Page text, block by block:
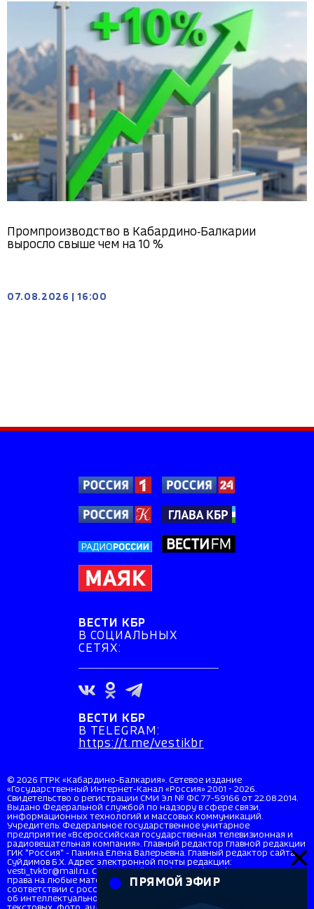
Промпроизводство в Кабардино‑Балкарии
выросло свыше чем на 10 %
07.08.2026 16:00
ВЕСТИ КБР
В СОЦИАЛЬНЫХ
СЕТЯХ:
ВЕСТИ КБР
В TELEGRAM:
https://t.me/vestikbr
© 2026 ГТРК «Кабардино-Балкария». Сетевое издание
«Государственный Интернет-Канал «Россия» 2001 - 2026.
Свидетельство о регистрации СМИ Эл № ФС 77-59166 от 22.08.2014.
Выдано Федеральной службой по надзору в сфере связи,
информационных технологий и массовых коммуникаций.
Учредитель: Федеральное государственное унитарное
предприятие «Всероссийская государственная телевизионная и
радиовещательная компания». Главный редактор Главной редакции
ГИК "Россия" - Панина Елена Валерьевна. Главный редактор сайта
Суйдимов Б.Х. Адрес электронной почты редакции:
vesti_tvkbr@mail.ru. Справочный телефон: +7 (8662) 40-36-33. Все
права на любые материалы, опубликованные на сайте, защищены в
соответствии с российским и международным законодательством
об интеллектуальной собственности. Любое использование
ПРЯМОЙ ЭФИР